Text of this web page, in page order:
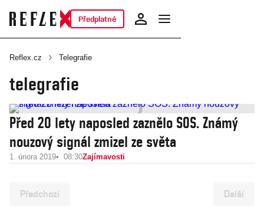
Předplatné
Reflex.cz Telegrafie
telegrafie
Před 20 lety naposled zaznělo SOS. Známý
nouzový signál zmizel ze světa
1. února 2019 08:30Zajímavosti
Předchozí Další